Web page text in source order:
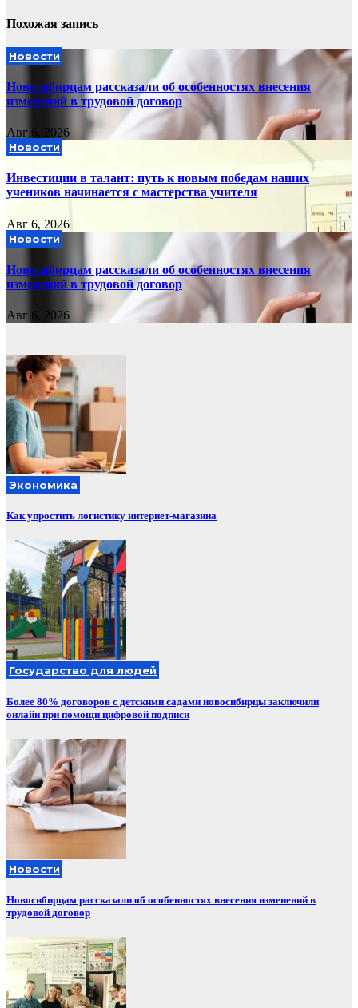
Похожая запись
Новости
Новосибирцам рассказали об особенностях внесения
изменений в трудовой договор
Авг 6, 2026
Новости
Инвестиции в талант: путь к новым победам наших
учеников начинается с мастерства учителя
Авг 6, 2026
Новости
Новосибирцам рассказали об особенностях внесения
изменений в трудовой договор
Авг 6, 2026
Экономика
Как упростить логистику интернет-магазина
Государство для людей
Более 80% договоров с детскими садами новосибирцы заключили
онлайн при помощи цифровой подписи
Новости
Новосибирцам рассказали об особенностях внесения изменений в
трудовой договор